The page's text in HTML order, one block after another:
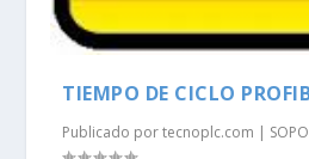
TIEMPO DE CICLO
Publicado portecnoplc.com |